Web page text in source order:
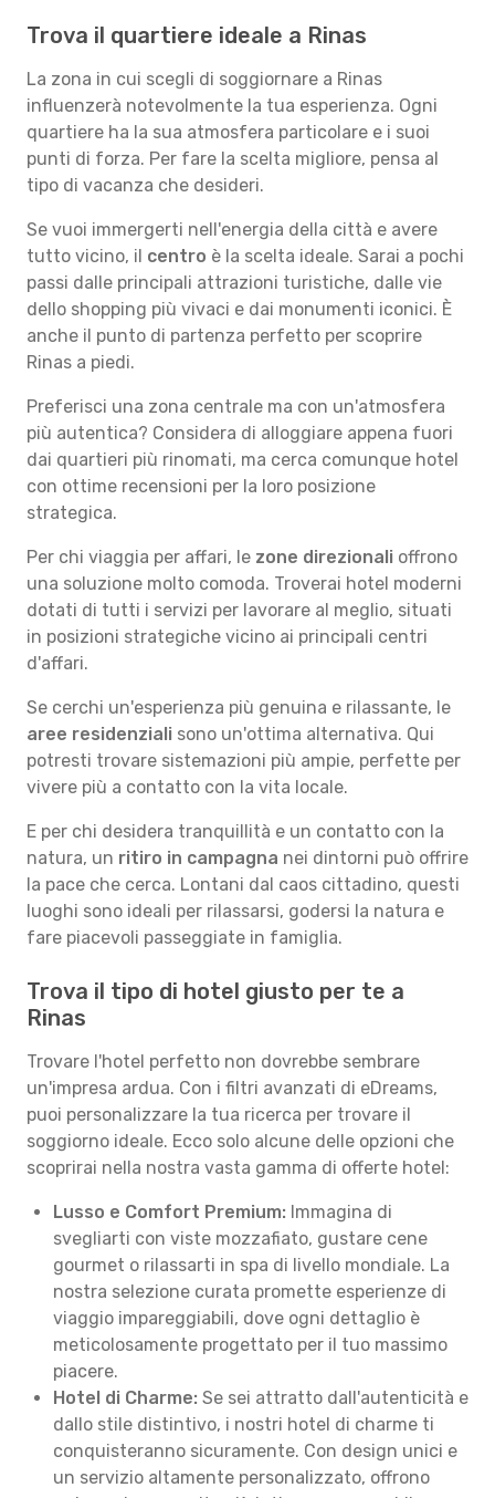
Trova il quartiere ideale a Rinas
La zona in cui scegli di soggiornare a Rinas
influenzerà notevolmente la tua esperienza. Ogni
quartiere ha la sua atmosfera particolare e i suoi
punti di forza. Per fare la scelta migliore, pensa al
tipo di vacanza che desideri.
Se vuoi immergerti nell'energia della città e avere
tutto vicino, il centro è la scelta ideale. Sarai a pochi
passi dalle principali attrazioni turistiche, dalle vie
dello shopping più vivaci e dai monumenti iconici. È
anche il punto di partenza perfetto per scoprire
Rinas a piedi.
Preferisci una zona centrale ma con un'atmosfera
più autentica? Considera di alloggiare appena fuori
dai quartieri più rinomati, ma cerca comunque hotel
con ottime recensioni per la loro posizione
strategica.
Per chi viaggia per affari, le zone direzionali offrono
una soluzione molto comoda. Troverai hotel moderni
dotati di tutti i servizi per lavorare al meglio, situati
in posizioni strategiche vicino ai principali centri
d'affari.
Se cerchi un'esperienza più genuina e rilassante, le
aree residenziali sono un'ottima alternativa. Qui
potresti trovare sistemazioni più ampie, perfette per
vivere più a contatto con la vita locale.
E per chi desidera tranquillità e un contatto con la
natura, un ritiro in campagna nei dintorni può offrire
la pace che cerca. Lontani dal caos cittadino, questi
luoghi sono ideali per rilassarsi, godersi la natura e
fare piacevoli passeggiate in famiglia.
Trova il tipo di hotel giusto per te a
Rinas
Trovare l'hotel perfetto non dovrebbe sembrare
un'impresa ardua. Con i filtri avanzati di eDreams,
puoi personalizzare la tua ricerca per trovare il
soggiorno ideale. Ecco solo alcune delle opzioni che
scoprirai nella nostra vasta gamma di offerte hotel:
Lusso e Comfort Premium: Immagina di
svegliarti con viste mozzafiato, gustare cene
gourmet o rilassarti in spa di livello mondiale. La
nostra selezione curata promette esperienze di
viaggio impareggiabili, dove ogni dettaglio è
meticolosamente progettato per il tuo massimo
piacere.
Hotel di Charme: Se sei attratto dall'autenticità e
dallo stile distintivo, i nostri hotel di charme ti
conquisteranno sicuramente. Con design unici e
un servizio altamente personalizzato, offrono